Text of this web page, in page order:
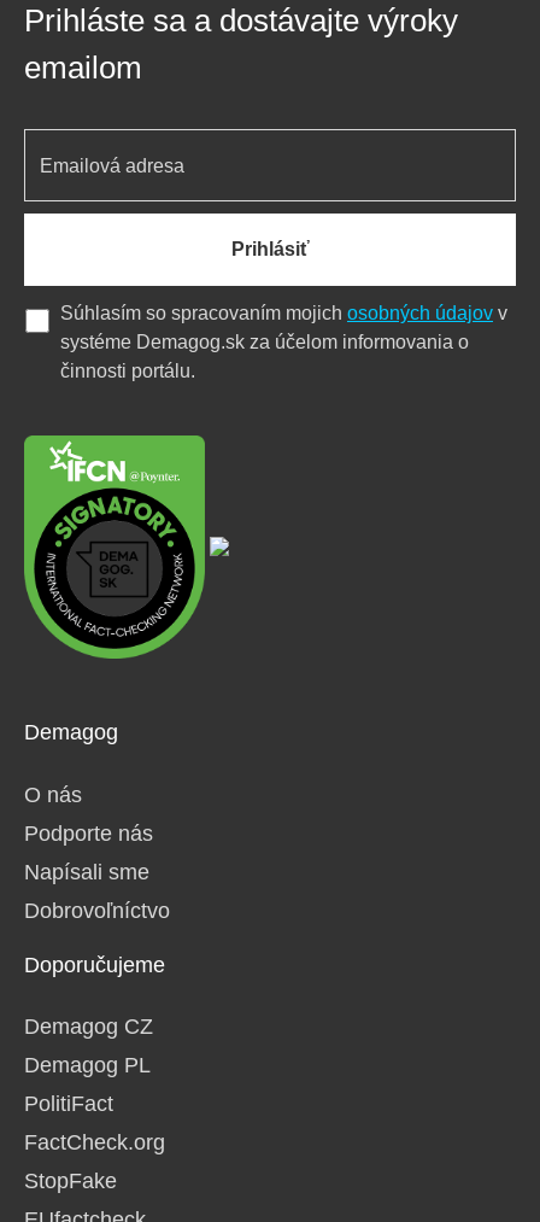
Demagog
O nás
Podporte nás
Napísali sme
Dobrovoľníctvo
Doporučujeme
Demagog CZ
Demagog PL
PolitiFact
FactCheck.org
StopFake
Prihláste sa a dostávajte výroky
emailom
Prihlásiť
Súhlasím so spracovaním mojich osobných údajov v
systéme Demagog.sk za účelom informovania o
činnosti portálu.